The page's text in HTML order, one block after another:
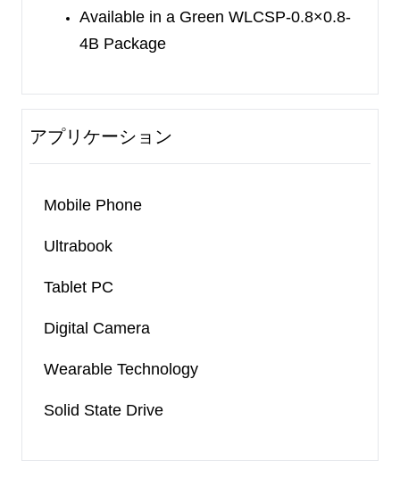
Available in a Green WLCSP-0.8×0.8-
4B Package
アプリケーション
Mobile Phone
Ultrabook
Tablet PC
Digital Camera
Wearable Technology
Solid State Drive